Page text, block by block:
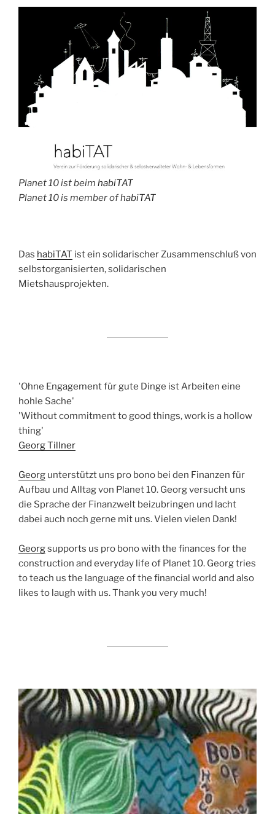
Planet 10 ist beim habiTAT
Planet 10 is member ofhabiTAT
Das habiTAT ist ein solidarischer Zusammenschluß von
selbstorganisierten, solidarischen
Mietshausprojekten.
'Ohne Engagement für gute Dinge ist Arbeiten eine
hohle Sache'
'Without commitment to good things, work is a hollow
thing'
Georg Tillner
Georg unterstützt uns pro bono bei den Finanzen für
Aufbau und Alltag von Planet 10. Georg versucht uns
die Sprache der Finanzwelt beizubringen und lacht
dabei auch noch gerne mit uns. Vielen vielen Dank!
Georgsupports us pro bono with the finances for the
construction and everyday life of Planet 10. Georg tries
to teach us the language of the financial world and also
likes to laugh with us. Thank you very much!